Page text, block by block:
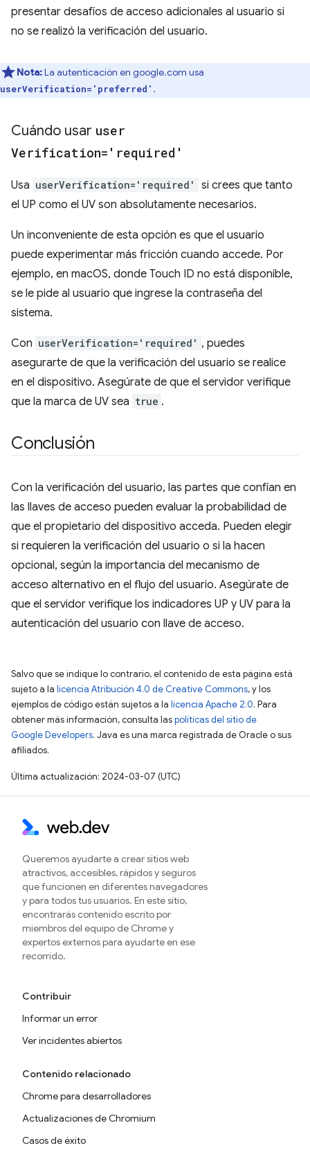
presentar desafíos de acceso adicionales al usuario si
no se realizó la verificación del usuario.
Nota:La autenticación en google.com usa
userVerification='preferred' .
Cuándo usar user
Verification='required'
Usa userVerification='required'
si crees que tanto
el UP como el UV son absolutamente necesarios.
Un inconveniente de esta opción es que el usuario
puede experimentar más fricción cuando accede. Por
ejemplo, en macOS, donde Touch ID no está disponible,
se le pide al usuario que ingrese la contraseña del
sistema.
Con userVerification='required' , puedes
asegurarte de que la verificación del usuario se realice
en el dispositivo. Asegúrate de que el servidor verifique
que la marca de UV sea true .
Conclusión
Con la verificación del usuario, las partes que confían en
las llaves de acceso pueden evaluar la probabilidad de
que el propietario del dispositivo acceda. Pueden elegir
si requieren la verificación del usuario o si la hacen
opcional, según la importancia del mecanismo de
acceso alternativo en el flujo del usuario. Asegúrate de
que el servidor verifique los indicadores UP y UV para la
autenticación del usuario con llave de acceso.
Salvo que se indique lo contrario, el contenido de esta página está
sujeto a la licencia Atribución 4.0 de Creative Commons, y los
ejemplos de código están sujetos a la licencia Apache 2.0. Para
obtener más información, consulta laspolíticas del sitio de
Google Developers. Java es una marca registrada de Oracle o sus
afiliados.
Última actualización: 2024-03-07 (UTC)
Queremos ayudarte a crear sitios web
atractivos, accesibles, rápidos y seguros
que funcionen en diferentes navegadores
y para todos tus usuarios. En este sitio,
encontrarás contenido escrito por
miembros del equipo de Chrome y
expertos externos para ayudarte en ese
recorrido.
Contribuir
Informar un error
Ver incidentes abiertos
Contenido relacionado
Chrome para desarrolladores
Actualizaciones de Chromium
Casos de éxito